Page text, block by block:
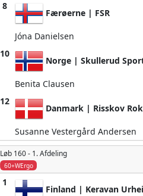
8
Færøerne | FSR
Jóna Danielsen
10
Norge | Skullerud
Benita Clausen
12
Danmark | Risskov
Susanne Vestergård Andersen
Løb 160 - 1. Afdeling
60+WErgo
1
Finland | Keravan